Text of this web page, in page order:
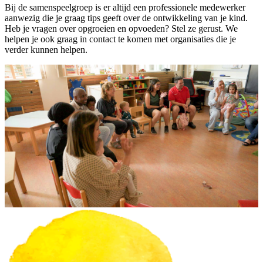
Bij de samenspeelgroep is er altijd een professionele medewerker
aanwezig die je graag tips geeft over de ontwikkeling van je kind.
Heb je vragen over opgroeien en opvoeden? Stel ze gerust. We
helpen je ook graag in contact te komen met organisaties die je
verder kunnen helpen.